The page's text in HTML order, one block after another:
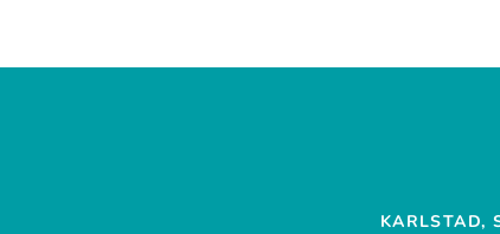
KARLSTAD,